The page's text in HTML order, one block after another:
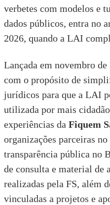
verbetes com modelos e
dados públicos, entra no
2026, quando a LAI
Lançada em novembro de
com o propósito de
jurídicos para que a LAI
utilizada por mais
experiências da Fiquem
organizações parceiras
transparência pública no
de consulta e material de
realizadas pela FS, além
vinculadas a projetos e